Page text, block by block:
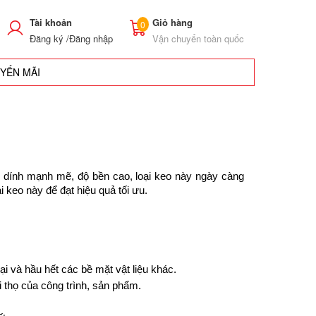
Tài khoản
Đăng ký /Đăng nhập
0
Giỏ hàng
Vận chuyển toàn quốc
MÃI
mạnh mẽ, độ bền cao, loại keo này ngày càng
này để đạt hiệu quả tối ưu.
và hầu hết các bề mặt vật liệu khác.
của công trình, sản phẩm.